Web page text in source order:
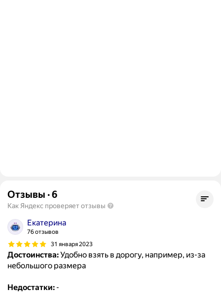
Отзывы ·6
Как Яндекс проверяет отзывы
Екатерина
76 отзывов
31 января 2023
Достоинства:Удобно взять в дорогу, например, из-за
небольшого размера
Недостатки: -